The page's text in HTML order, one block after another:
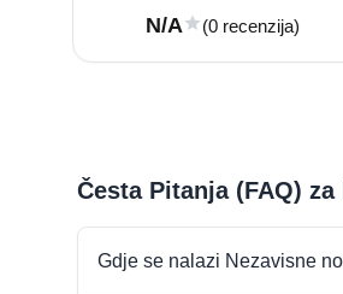
N/A (0 recenzija)
Česta Pitanja (FAQ)
Gdje se nalazi Nezavisne